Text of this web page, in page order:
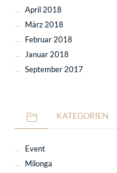
April 2018
März 2018
Februar 2018
Januar 2018
September 2017
KATEGORIEN
Event
Milonga